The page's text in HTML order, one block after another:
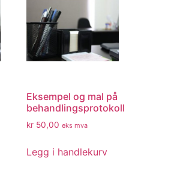
Eksempel og mal på
behandlingsprotokoll
kr 50,00 eks mva
Legg i handlekurv